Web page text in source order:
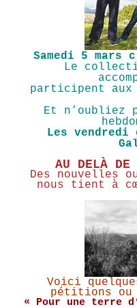
Samedi 5
Le
participent aux
Et n’oubliez
Les vendredi
AU DELÀ DE
Des nouvelles
nous tient à
Voici
pétitions
« Pour une terre